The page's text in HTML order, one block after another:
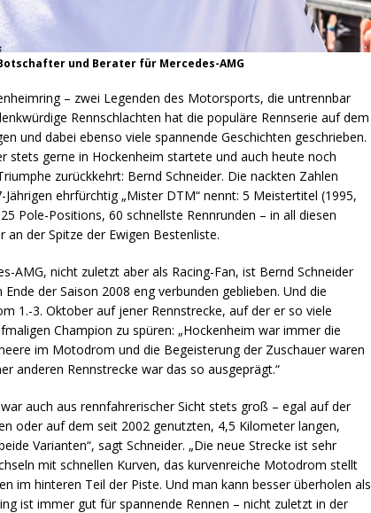
und Berater für Mercedes-AMG
– zwei Legenden des Motorsports, die untrennbar
Rennschlachten hat die populäre Rennserie auf dem
und dabei ebenso viele spannende Geschichten geschrieben.
stets gerne in Hockenheim startete und auch heute noch
zurückkehrt: Bernd Schneider. Die nackten Zahlen
ehrfürchtig „Mister DTM“ nennt: 5 Meistertitel (1995,
Pole-Positions, 60 schnellste Rennrunden – in all diesen
der Spitze der Ewigen Bestenliste.
AMG, nicht zuletzt aber als Racing-Fan, ist Bernd Schneider
der Saison 2008 eng verbunden geblieben. Und die
1.-3. Oktober auf jener Rennstrecke, auf der er so viele
Champion zu spüren: „Hockenheim war immer die
im Motodrom und die Begeisterung der Zuschauer waren
anderen Rennstrecke war das so ausgeprägt.“
auch aus rennfahrerischer Sicht stets groß – egal auf der
oder auf dem seit 2002 genutzten, 4,5 Kilometer langen,
Varianten“, sagt Schneider. „Die neue Strecke ist sehr
mit schnellen Kurven, das kurvenreiche Motodrom stellt
im hinteren Teil der Piste. Und man kann besser überholen als
ist immer gut für spannende Rennen – nicht zuletzt in der